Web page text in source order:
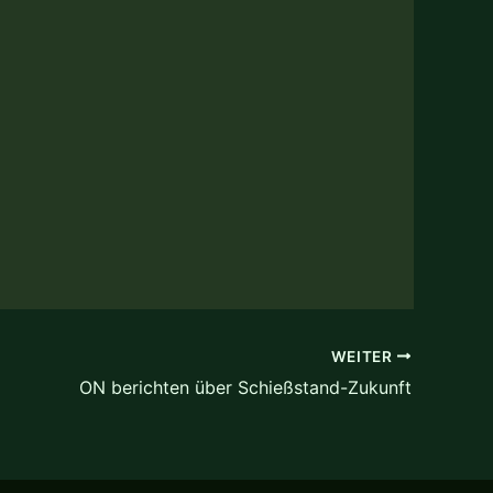
WEITER
ON berichten über Schießstand-Zukunft